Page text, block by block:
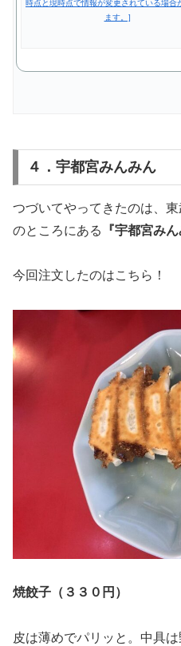
４．宇都宮みんみん
つづいてやってきたのは、
のところにある
『宇都宮みん
今回注文したのはこちら！
焼餃子（３３０円）
皮は薄めでパリッと。中具